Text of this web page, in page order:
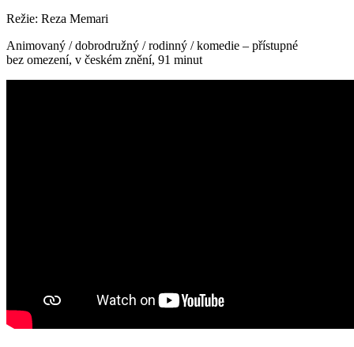
Režie: Reza Memari
Animovaný / dobrodružný / rodinný / komedie – přístupné
bez omezení, v českém znění, 91 minut